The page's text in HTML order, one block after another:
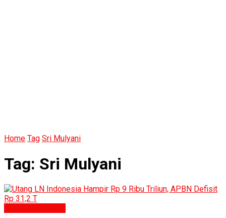
Home Tag Sri Mulyani
Tag: Sri Mulyani